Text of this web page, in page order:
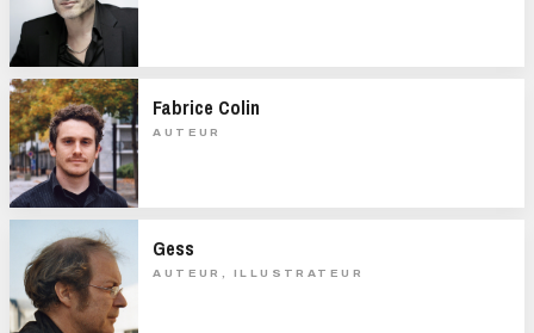
Fabrice Colin
AUTEUR
Gess
AUTEUR, ILLUSTRATEUR